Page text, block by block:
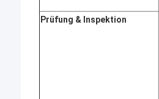
Prüfung & Inspektion